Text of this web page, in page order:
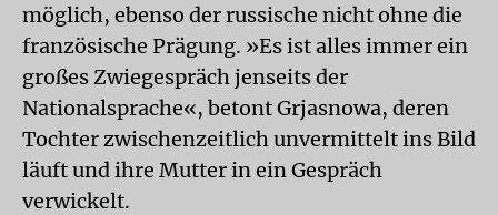
möglich, ebenso der russische nicht ohne die
französische Prägung. »Es ist alles immer ein
großes Zwiegespräch jenseits der
Nationalsprache«, betont Grjasnowa, deren
Tochter zwischenzeitlich unvermittelt ins Bild
läuft und ihre Mutter in ein Gespräch
verwickelt.